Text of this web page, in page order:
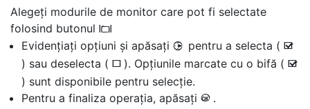
Alegeți modurile de monitor care pot fi selectate
folosind butonul M
Evidențiați opțiuni și apăsați 2 pentru a selecta ( M
) sau deselecta ( U ). Opțiunile marcate cu o bifă ( M
) sunt disponibile pentru selecție.
Pentru a finaliza operația, apăsați J .